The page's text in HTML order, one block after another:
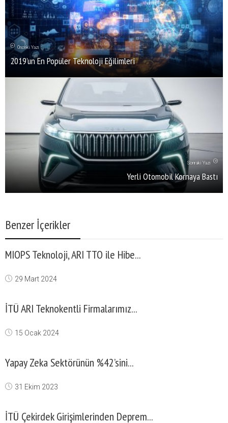
Önceki Yazı
2019’un En Popüler Teknoloji Eğilimleri
Sonraki Yazı
Yerli Otomobil Kornaya Bastı
Benzer İçerikler
MIOPS Teknoloji, ARI TTO ile Hibe...
29 Mart 2024
İTÜ ARI Teknokentli Firmalarımız...
15 Ocak 2024
Yapay Zeka Sektörünün %42’sini...
31 Ekim 2023
İTÜ Çekirdek Girişimlerinden Deprem...